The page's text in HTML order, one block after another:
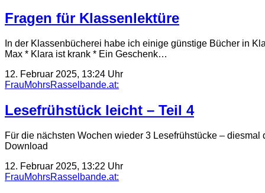
Fragen für Klassenlektüre
In der Klassenbücherei habe ich einige günstige Bücher in
Max * Klara ist krank * Ein Geschenk…
12. Februar 2025, 13:24 Uhr
FrauMohrsRasselbande.at:
Lesefrühstück leicht – Teil 4
Für die nächsten Wochen wieder 3 Lesefrühstücke –
Download
12. Februar 2025, 13:22 Uhr
FrauMohrsRasselbande.at: